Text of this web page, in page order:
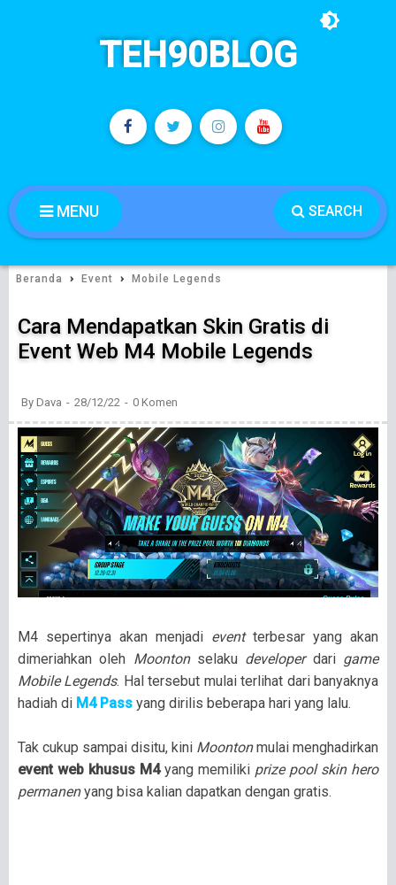
TEH90BLOG
SEARCH
MENU
Beranda › Event › Mobile Legends
Cara Mendapatkan Skin Gratis di
Event Web M4 Mobile Legends
By Dava 28/12/22 0 Komen
M4 sepertinya akan menjadi event terbesar yang akan
dimeriahkan oleh Moonton selaku developer dari game
Mobile Legends. Hal tersebut mulai terlihat dari banyaknya
hadiah di M4 Pass yang dirilis beberapa hari yang lalu.
Tak cukup sampai disitu, kini Moontonmulai menghadirkan
event web khusus M4yang memiliki prize pool skin hero
permanenyang bisa kalian dapatkan dengan gratis.